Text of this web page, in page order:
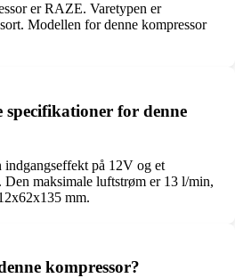
er RAZE. Varetypen er
Modellen for denne kompressor
specifikationer for denne
indgangseffekt på 12V og et
maksimale luftstrøm er 13 l/min,
mm.
kompressor?